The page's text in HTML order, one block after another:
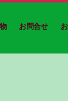
お問合せ